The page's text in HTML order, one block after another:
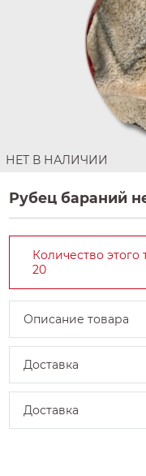
НЕТ В НАЛИЧИИ
Рубец бараний
Количество
20
Описание товара
Доставка
Доставка